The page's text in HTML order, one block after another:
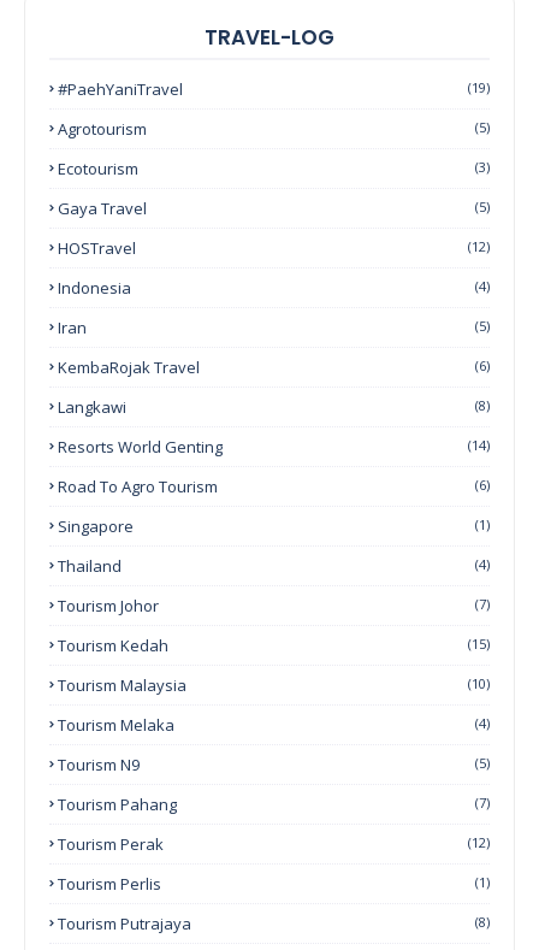
TRAVEL-LOG
#PaehYaniTravel (19)
Agrotourism (5)
Ecotourism (3)
Gaya Travel (5)
HOSTravel (12)
Indonesia (4)
Iran (5)
KembaRojak Travel (6)
Langkawi (8)
Resorts World Genting (14)
Road To Agro Tourism (6)
Singapore (1)
Thailand (4)
Tourism Johor (7)
Tourism Kedah (15)
Tourism Malaysia (10)
Tourism Melaka (4)
Tourism N9 (5)
Tourism Pahang (7)
Tourism Perak (12)
Tourism Perlis (1)
Tourism Putrajaya (8)